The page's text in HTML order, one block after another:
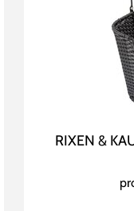
RIXEN &